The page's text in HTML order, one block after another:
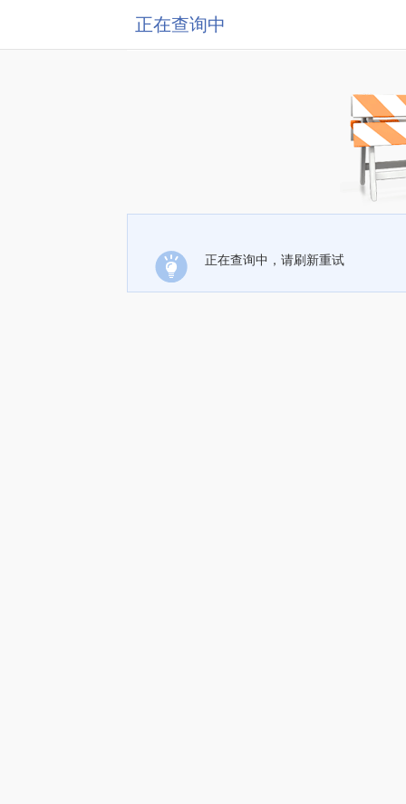
正在查询中
正在查询中，请刷新重试